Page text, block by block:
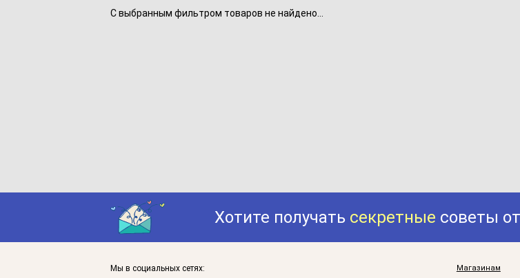
С выбранным фильтром товаров не найдено...
Хотите получать секретные советы
Мы в социальных сетях: Магазинам